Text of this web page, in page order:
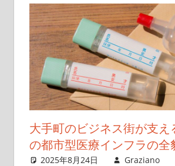
大手町のビジネス街が支え
の都市型医療インフラの全
2025年8月24日 Graziano